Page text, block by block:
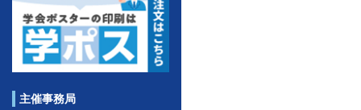
主催事務局